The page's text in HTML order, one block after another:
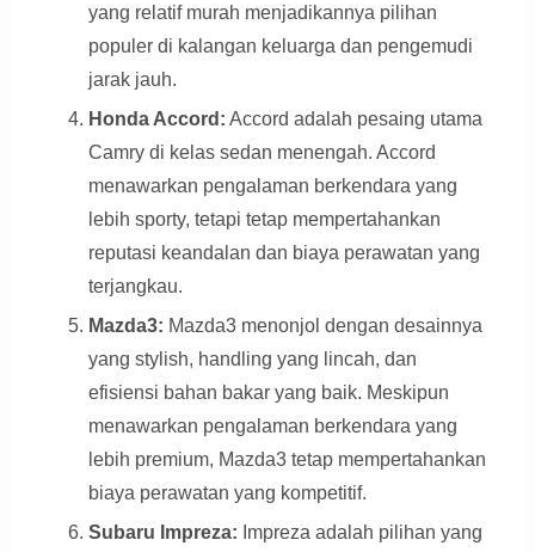
yang relatif murah menjadikannya pilihan
populer di kalangan keluarga dan pengemudi
jarak jauh.
Honda Accord: Accord adalah pesaing utama
Camry di kelas sedan menengah. Accord
menawarkan pengalaman berkendara yang
lebih sporty, tetapi tetap mempertahankan
reputasi keandalan dan biaya perawatan yang
terjangkau.
Mazda3: Mazda3 menonjol dengan desainnya
yang stylish, handling yang lincah, dan
efisiensi bahan bakar yang baik. Meskipun
menawarkan pengalaman berkendara yang
lebih premium, Mazda3 tetap mempertahankan
biaya perawatan yang kompetitif.
Subaru Impreza: Impreza adalah pilihan yang